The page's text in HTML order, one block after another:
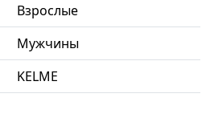
Взрослые
Мужчины
KELME